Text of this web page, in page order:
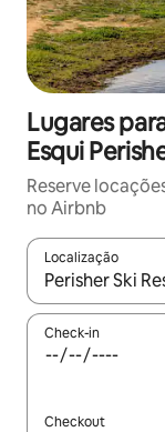
Lugares
Esqui
Reserve
no Airbnb
Localização
Quando os
Check-in
Checkout